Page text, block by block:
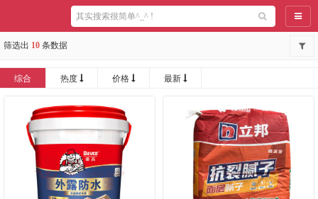
导航
筛选出 10 条数据
综合 热度 价格 最新